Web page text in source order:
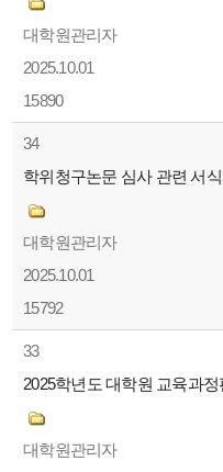
대학원관리자
2025.10.01
15890
34
학위청구논문 심사 관련 서
대학원관리자
2025.10.01
15792
33
2025학년도 대학원 교육과
대학원관리자